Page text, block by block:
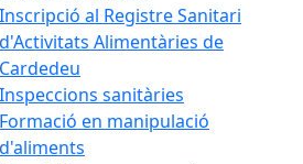
Inscripció al Registre Sanitari
d'Activitats Alimentàries de
Cardedeu
Inspeccions sanitàries
Formació en manipulació
d'aliments